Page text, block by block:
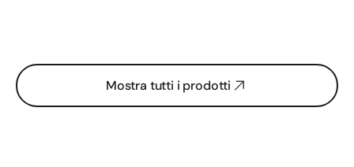
Mostra tutti i prodotti